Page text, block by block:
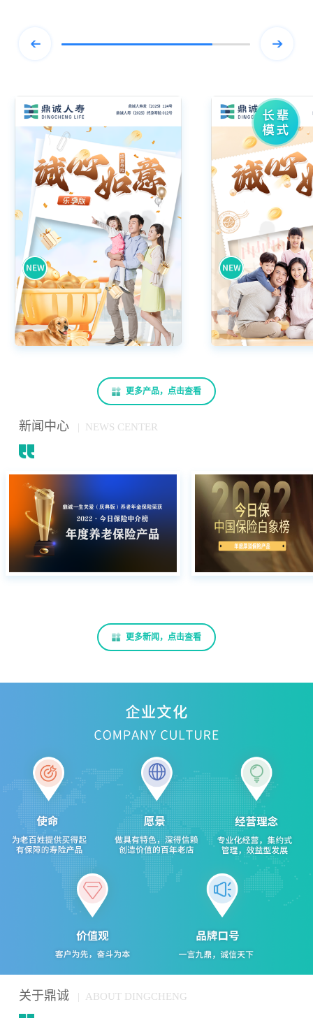
更多产品，点击查看
新闻中心 | NEWS CENTER
更多新闻，点击查看
关于鼎诚 | ABOUT DINGCHENG